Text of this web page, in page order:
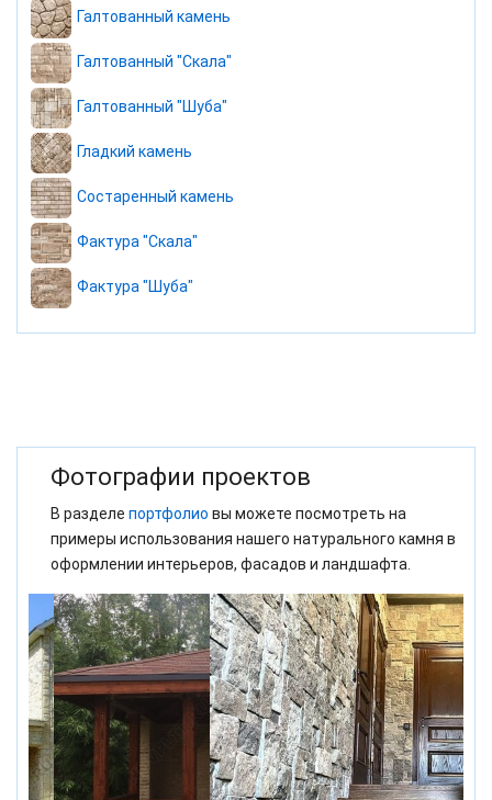
Галтованный камень
Галтованный "Скала"
Галтованный "Шуба"
Гладкий камень
Состаренный камень
Фактура "Скала"
Фактура "Шуба"
Фотографии проектов
В разделе портфолио вы можете посмотреть на
примеры использования нашего натурального камня в
оформлении интерьеров, фасадов и ландшафта.